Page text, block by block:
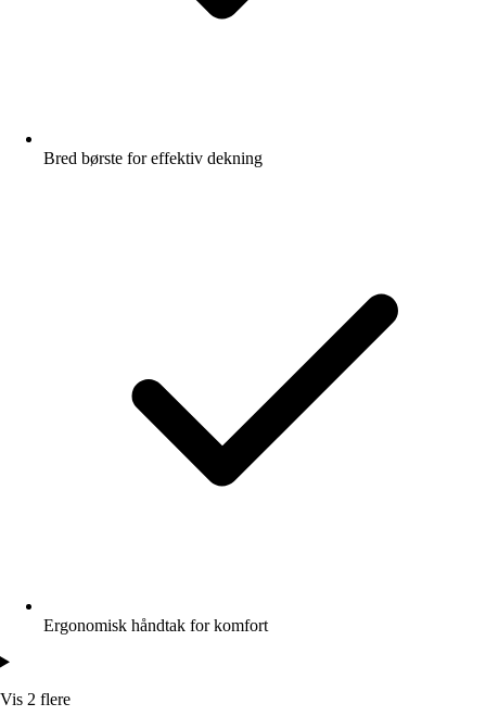
Bred børste for effektiv dekning
Ergonomisk håndtak for komfort
Vis 2 flere